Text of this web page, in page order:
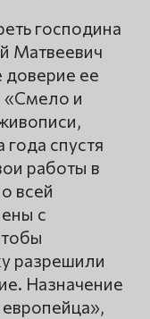
господина
Матвеевич
доверие ее
«Смело и
спустя
работы в
всей
с
разрешили
Назначение